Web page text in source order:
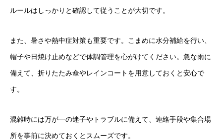
ルールはしっかりと確認して従うことが大切です。
また、暑さや熱中症対策も重要です。こまめに水分補給を行い、
帽子や日焼け止めなどで体調管理を心がけてください。急な雨に
備えて、折りたたみ傘やレインコートを用意しておくと安心で
す。
混雑時には万が一の迷子やトラブルに備えて、連絡手段や集合場
所を事前に決めておくとスムーズです。